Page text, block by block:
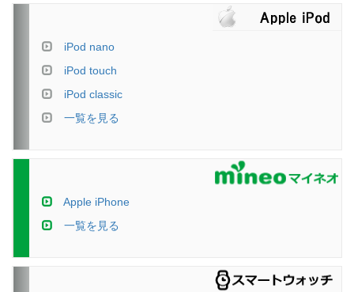
iPod nano
iPod touch
iPod classic
一覧を見る
Apple iPhone
一覧を見る